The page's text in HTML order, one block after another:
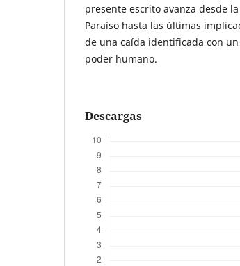
presente escrito avanza desde
Paraíso hasta las últimas
de una caída identificada con
poder humano.
Descargas